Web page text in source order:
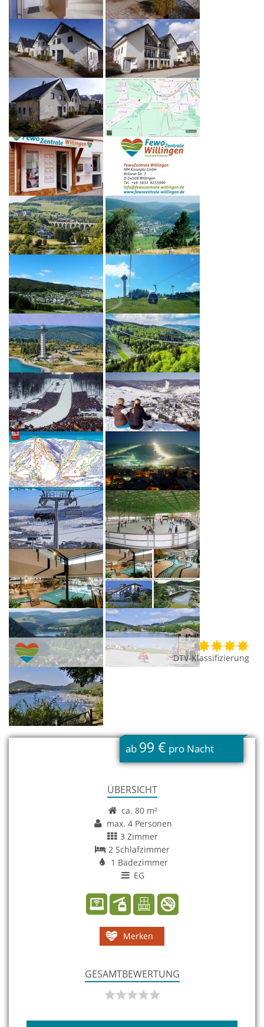
DTV-Klassifizierung
ab 99 € pro Nacht
ÜBERSICHT
ca. 80 m²
max. 4 Personen
3 Zimmer
2 Schlafzimmer
1 Badezimmer
EG
Merken
GESAMTBEWERTUNG